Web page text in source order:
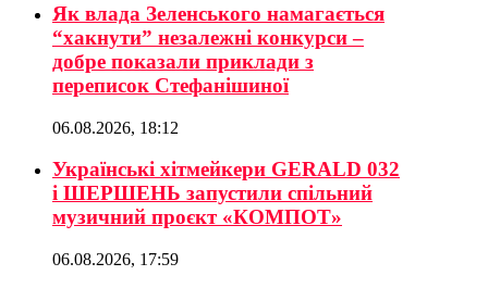
Як влада Зеленського намагається
“хакнути” незалежні конкурси –
добре показали приклади з
переписок Стефанішиної
06.08.2026, 18:12
Українські хітмейкери GERALD 032
і ШЕРШЕНЬ запустили спільний
музичний проєкт «КОМПОТ»
06.08.2026, 17:59